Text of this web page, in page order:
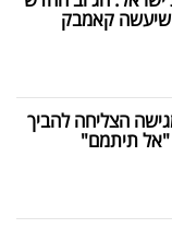
שיעשה קאמבק
הצליחה להביך
"אל תיתמם"